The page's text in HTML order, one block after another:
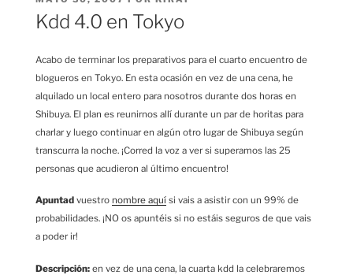
EL
Kdd 4.0 en Tokyo
Acabo de terminar los preparativos para el cuarto encuentro de
blogueros en Tokyo. En esta ocasión en vez de una cena, he
alquilado un local entero para nosotros durante dos horas en
Shibuya. El plan es reunirnos allí durante un par de horitas para
charlar y luego continuar en algún otro lugar de Shibuya según
transcurra la noche. ¡Corred la voz a ver si superamos las 25
personas que acudieron al último encuentro!
Apuntad vuestro nombre aquí si vais a asistir con un 99% de
probabilidades. ¡NO os apuntéis si no estáis seguros de que vais
a poder ir!
Descripción: en vez de una cena, la cuarta kdd la celebraremos